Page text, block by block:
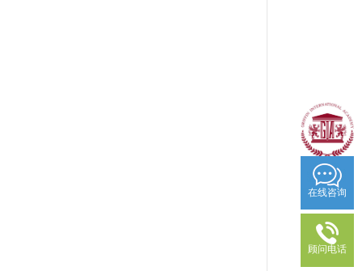
在线咨询
顾问电话